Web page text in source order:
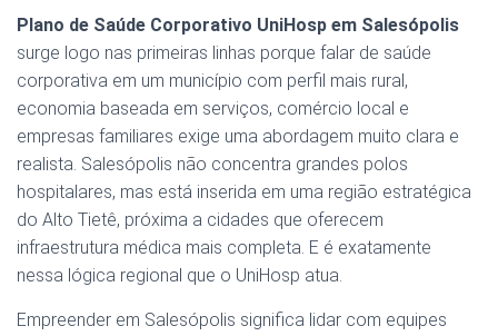
Plano de Saúde Corporativo UniHosp em Salesópolis
surge logo nas primeiras linhas porque falar de saúde
corporativa em um município com perfil mais rural,
economia baseada em serviços, comércio local e
empresas familiares exige uma abordagem muito clara e
realista. Salesópolis não concentra grandes polos
hospitalares, mas está inserida em uma região estratégica
do Alto Tietê, próxima a cidades que oferecem
infraestrutura médica mais completa. E é exatamente
nessa lógica regional que o UniHosp atua.
Empreender em Salesópolis significa lidar com equipes